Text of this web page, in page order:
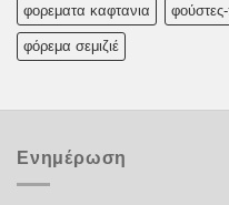
φορεματα καφτανια
φόρεμα σεμιζιέ
Ενημέρωση